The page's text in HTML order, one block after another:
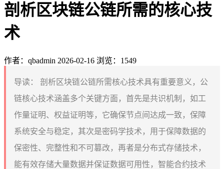
剖析区块链公链所需的核心技
术
作者：qbadmin 2026-02-16 浏览：1549
导读：
剖析区块链公链所需核心技术具有重要意义，公
链核心技术涵盖多个关键方面，首先是共识机制，如工
作量证明、权益证明等，它确保节点间达成一致，保障
系统安全与稳定，其次是密码学技术，用于保障数据的
保密性、完整性和不可篡改，再者是分布式存储技术，
能有效存储大量数据并保证数据可用性，智能合约技术